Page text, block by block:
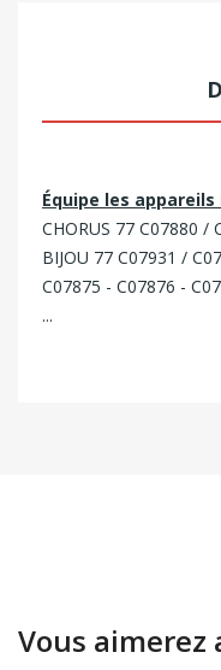
Équipe les appareils
CHORUS 77 C07880 /
BIJOU 77 C07931 /
C07875 - C07876 -
...
Vous aimerez